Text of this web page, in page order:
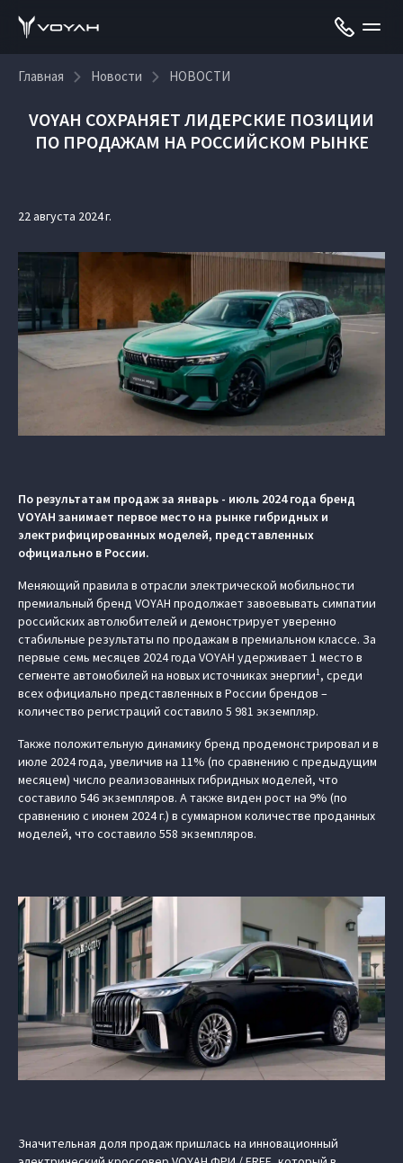
Главная Новости НОВОСТИ
VOYAH СОХРАНЯЕТ ЛИДЕРСКИЕ ПОЗИЦИИ
ПО ПРОДАЖАМ НА РОССИЙСКОМ РЫНКЕ
22 августа 2024 г.
По результатам продаж за январь - июль 2024 года бренд
VOYAH занимает первое место на рынке гибридных и
электрифицированных моделей, представленных
официально в России.
Меняющий правила в отрасли электрической мобильности
премиальный бренд VOYAH продолжает завоевывать симпатии
российских автолюбителей и демонстрирует уверенно
стабильные результаты по продажам в премиальном классе. За
первые семь месяцев 2024 года VOYAH удерживает 1 место в
сегменте автомобилей на новых источниках энергии1, среди
всех официально представленных в России брендов –
количество регистраций составило 5 981 экземпляр.
Также положительную динамику бренд продемонстрировал и в
июле 2024 года, увеличив на 11% (по сравнению с предыдущим
месяцем) число реализованных гибридных моделей, что
составило 546 экземпляров. А также виден рост на 9% (по
сравнению с июнем 2024 г.) в суммарном количестве проданных
моделей, что составило 558 экземпляров.
Значительная доля продаж пришлась на инновационный